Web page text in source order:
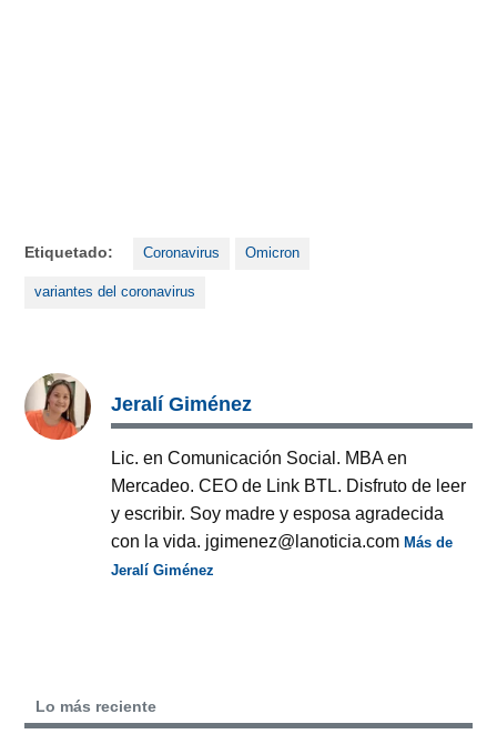
Etiquetado: Coronavirus Omicron
variantes del coronavirus
Jeralí Giménez
Lic. en Comunicación Social. MBA en
Mercadeo. CEO de Link BTL. Disfruto de leer
y escribir. Soy madre y esposa agradecida
con la vida. jgimenez@lanoticia.comMás de
Jeralí Giménez
Lo más reciente